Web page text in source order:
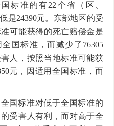
标准的有22个省（区、
是24390元。东部地区的受
可能获得的死亡赔偿金是
全国标准，而减少了76305
人，按照当地标准可能获
元，因适用全国标准，而
国标准对低于全国标准的
受害人有利，而对高于全